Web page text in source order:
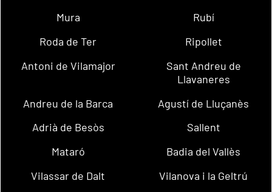
Mura
Rubí
Roda de Ter
Ripollet
Antoni de Vilamajor
Sant Andreu de
Llavaneres
Andreu de la Barca
Agustí de Lluçanès
Adrià de Besòs
Sallent
Mataró
Badia del Vallès
Vilassar de Dalt
Vilanova i la Geltrú